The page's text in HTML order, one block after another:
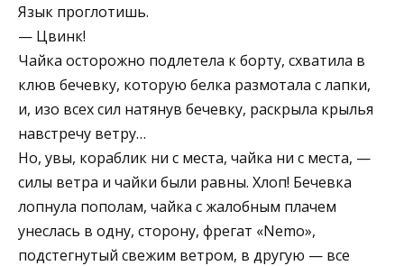
Язык проглотишь.
— Цвинк!
Чайка осторожно подлетела к борту, схватила в
клюв бечевку, которую белка размотала с лапки,
и, изо всех сил натянув бечевку, раскрыла крылья
навстречу ветру…
Но, увы, кораблик ни с места, чайка ни с места, —
силы ветра и чайки были равны. Хлоп! Бечевка
лопнула пополам, чайка с жалобным плачем
унеслась в одну, сторону, фрегат «Nemo»,
подстегнутый свежим ветром, в другую — все